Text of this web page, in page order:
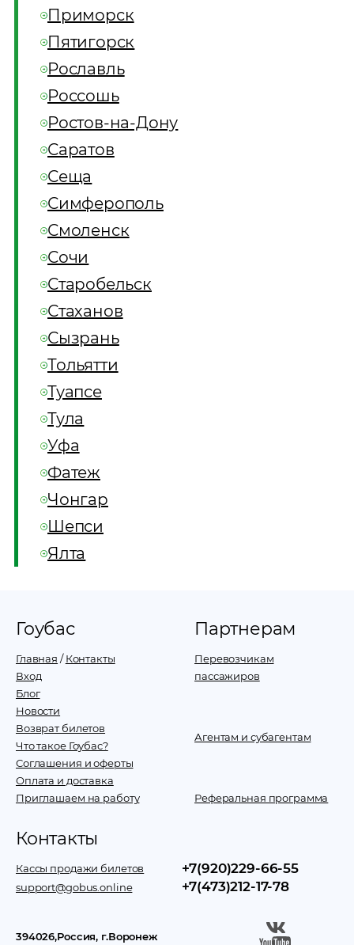
Приморск
Пятигорск
Рославль
Россошь
Ростов-на-Дону
Саратов
Сеща
Симферополь
Смоленск
Сочи
Старобельск
Стаханов
Сызрань
Тольятти
Туапсе
Тула
Уфа
Фатеж
Чонгар
Шепси
Ялта
Гоубас
Главная /Контакты
Вход
Блог
Новости
Возврат билетов
Что такое Гоубас?
Соглашения и оферты
Оплата и доставка
Приглашаем на работу
Партнерам
Перевозчикам
пассажиров
Агентам и субагентам
Реферальная программа
Контакты
Кассы продажи билетов
support@gobus.online
+7(920)229-66-55
+7(473)212-17-78
394026,Россия, г.Воронеж